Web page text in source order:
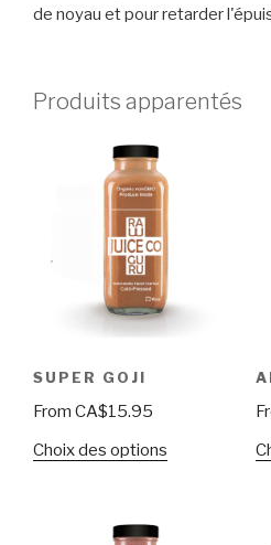
de noyau et pour retarder
Produits apparentés
SUPER GOJI
From CA$15.95
Choix des options